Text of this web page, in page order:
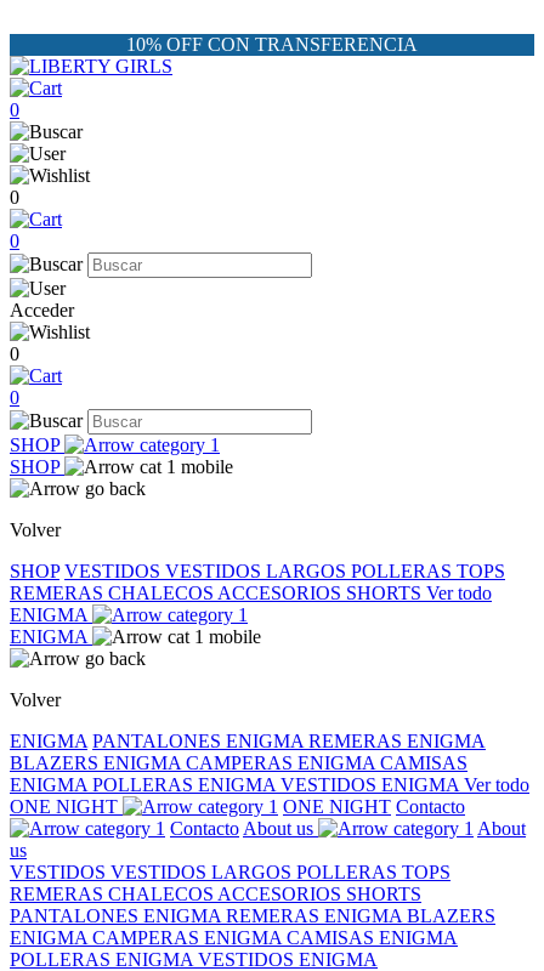
10% OFF CON TRANSFERENCIA
0
0
0
Acceder
0
0
SHOP
SHOP
Volver
SHOP VESTIDOS VESTIDOS LARGOS POLLERAS TOPS
REMERAS CHALECOS ACCESORIOS SHORTS Ver todo
ENIGMA
ENIGMA
Volver
ENIGMA PANTALONES ENIGMA REMERAS ENIGMA
BLAZERS ENIGMA CAMPERAS ENIGMA CAMISAS
ENIGMA POLLERAS ENIGMA VESTIDOS ENIGMA Ver todo
ONE NIGHT
ONE NIGHT Contacto
Contacto About us
About
us
VESTIDOS VESTIDOS LARGOS POLLERAS TOPS
REMERAS CHALECOS ACCESORIOS SHORTS
PANTALONES ENIGMA REMERAS ENIGMA BLAZERS
ENIGMA CAMPERAS ENIGMA CAMISAS ENIGMA
POLLERAS ENIGMA VESTIDOS ENIGMA